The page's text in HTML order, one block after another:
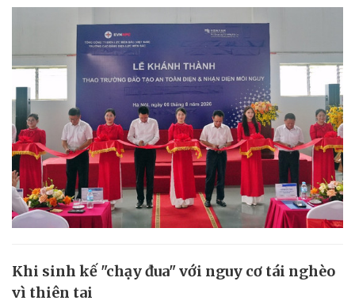
Khi sinh kế "chạy đua" với nguy cơ tái nghèo
vì thiên tai